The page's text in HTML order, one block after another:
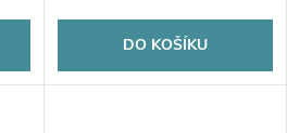
DO KOŠÍKU